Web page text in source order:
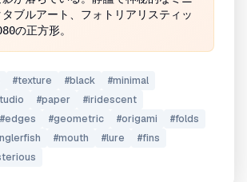
ブルアート、フォトリアリスティッ
の正方形。
#texture #black #minimal
#paper #iridescent
#edges #geometric #origami #folds
#mouth #lure #fins